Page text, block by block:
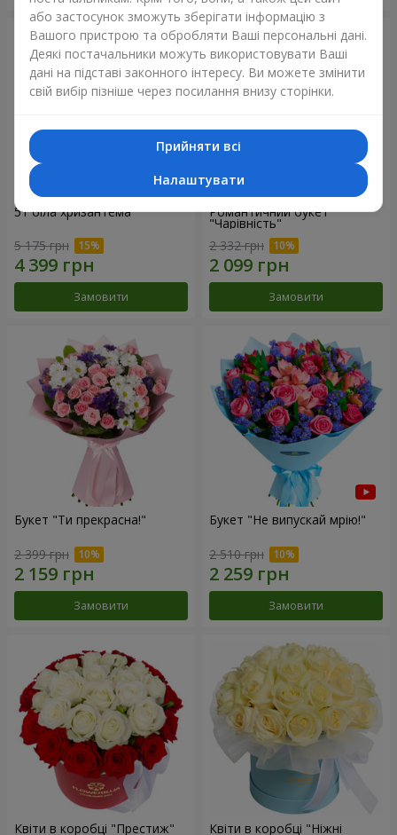
51 біла хризантема
5 175 грн
Замовити
Романтичний букет
"Чарівність"
2 332 грн
Замовити
Букет "Ти прекрасна!"
2 399 грн
Замовити
Букет "Не випускай мрію!"
2 510 грн
Замовити
Квіти в коробці "Престиж" Квіти в коробці "Ніжні
або застосунок зможуть зберігати інформацію з
Вашого пристрою та обробляти Ваші персональні дані.
Деякі постачальники можуть використовувати Ваші
дані на підставі законного інтересу. Ви можете змінити
свій вибір пізніше через посилання внизу сторінки.
Прийняти всі
Налаштувати